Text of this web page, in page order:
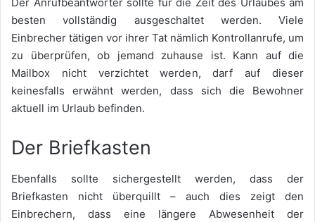
besten vollständig ausgeschaltet werden. Viele
Einbrecher tätigen vor ihrer Tat nämlich Kontrollanrufe, um
zu überprüfen, ob jemand zuhause ist. Kann auf die
Mailbox nicht verzichtet werden, darf auf dieser
keinesfalls erwähnt werden, dass sich die Bewohner
aktuell im Urlaub befinden.
Der Briefkasten
Ebenfalls sollte sichergestellt werden, dass der
Briefkasten nicht überquillt – auch dies zeigt den
Einbrechern, dass eine längere Abwesenheit der